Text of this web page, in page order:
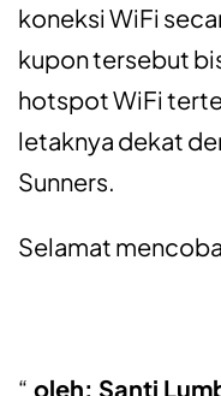
koneksi WiFi
kupon tersebut
hotspot WiFi
letaknya dekat
Sunners.
Selamat
oleh: Santi